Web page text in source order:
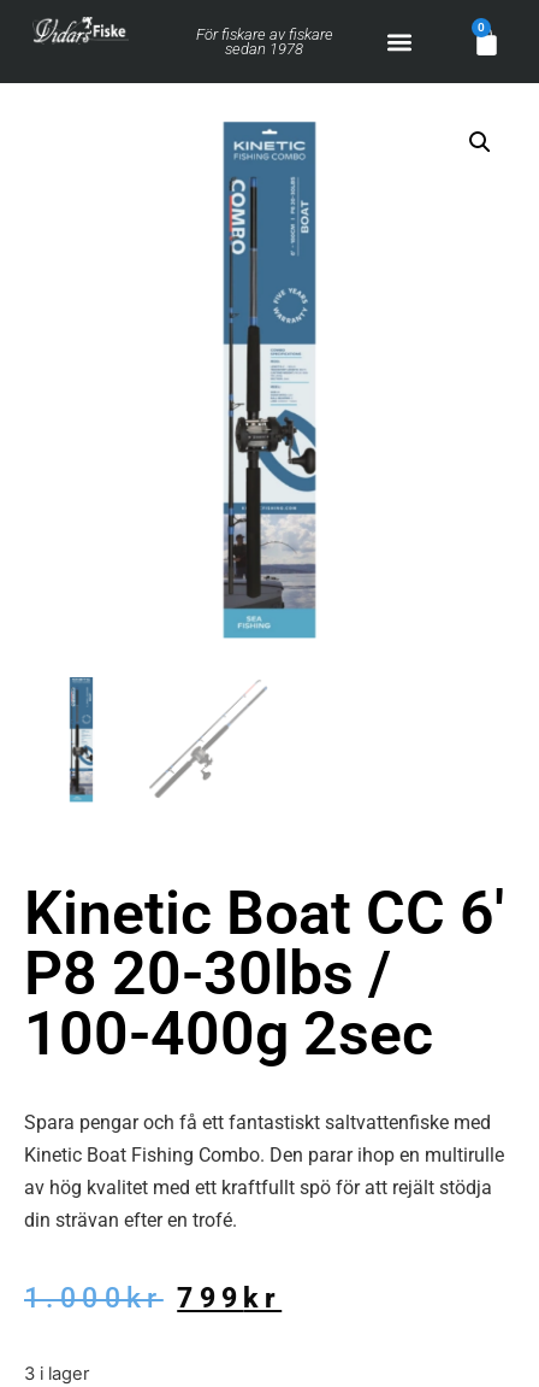
För fiskare av fiskare
sedan 1978
0
Kinetic Boat CC 6′
P8 20-30lbs /
100-400g 2sec
Spara pengar och få ett fantastiskt saltvattenfiske med
Kinetic Boat Fishing Combo. Den parar ihop en multirulle
av hög kvalitet med ett kraftfullt spö för att rejält stödja
din strävan efter en trofé.
1.000kr 799 kr
3 i lager